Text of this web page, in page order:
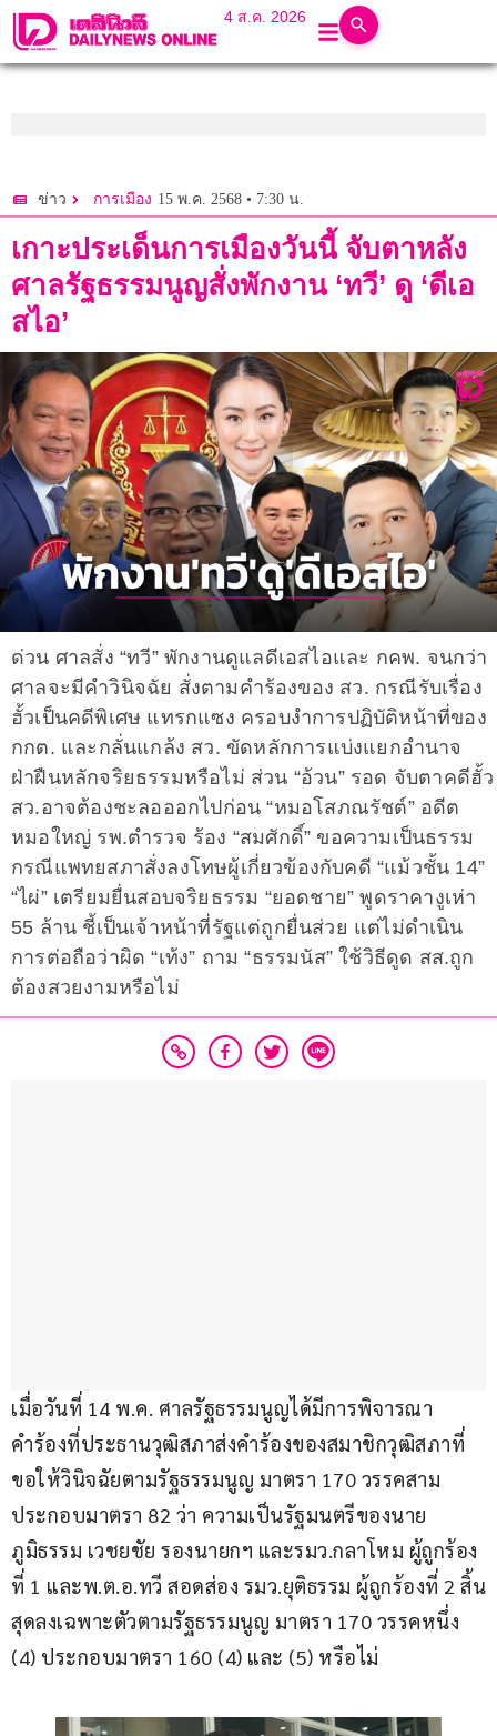
4 ส.ค. 2026
ข่าว การเมือง 15 พ.ค. 2568 • 7:30 น.
เกาะประเด็นการเมืองวันนี้ จับตาหลัง
ศาลรัฐธรรมนูญสั่งพักงาน ‘ทวี’ ดู ‘ดีเอ
สไอ’
ด่วน ศาลสั่ง “ทวี” พักงานดูแลดีเอสไอและ กคพ. จนกว่า
ศาลจะมีคำวินิจฉัย สั่งตามคำร้องของ สว. กรณีรับเรื่อง
ฮั้วเป็นคดีพิเศษ แทรกแซง ครอบงำการปฏิบัติหน้าที่ของ
กกต. และกลั่นแกล้ง สว. ขัดหลักการแบ่งแยกอำนาจ
ฝ่าฝืนหลักจริยธรรมหรือไม่ ส่วน “อ้วน” รอด จับตาคดีฮั้ว
สว.อาจต้องชะลอออกไปก่อน “หมอโสภณรัชต์” อดีต
หมอใหญ่ รพ.ตำรวจ ร้อง “สมศักดิ์” ขอความเป็นธรรม
กรณีแพทยสภาสั่งลงโทษผู้เกี่ยวข้องกับคดี “แม้วชั้น 14”
“ไผ่” เตรียมยื่นสอบจริยธรรม “ยอดชาย” พูดราคางูเห่า
55 ล้าน ชี้เป็นเจ้าหน้าที่รัฐแต่ถูกยื่นส่วย แต่ไม่ดำเนิน
การต่อถือว่าผิด “เท้ง” ถาม “ธรรมนัส” ใช้วิธีดูด สส.ถูก
ต้องสวยงามหรือไม่
เมื่อวันที่ 14 พ.ค. ศาลรัฐธรรมนูญได้มีการพิจารณา
คำร้องที่ประธานวุฒิสภาส่งคำร้องของสมาชิกวุฒิสภาที่
ขอให้วินิจฉัยตามรัฐธรรมนูญ มาตรา 170 วรรคสาม
ประกอบมาตรา 82 ว่า ความเป็นรัฐมนตรีของนาย
ภูมิธรรม เวชยชัย รองนายกฯ และรมว.กลาโหม ผู้ถูกร้อง
ที่ 1 และพ.ต.อ.ทวี สอดส่อง รมว.ยุติธรรม ผู้ถูกร้องที่ 2 สิ้น
สุดลงเฉพาะตัวตามรัฐธรรมนูญ มาตรา 170 วรรคหนึ่ง
(4) ประกอบมาตรา 160 (4) และ (5) หรือไม่